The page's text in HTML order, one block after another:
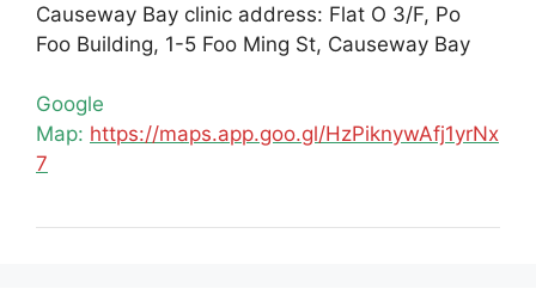
Causeway Bay clinic address: Flat O 3/F, Po
Foo Building, 1-5 Foo Ming St, Causeway Bay
Google
Map: https://maps.app.goo.gl/HzPiknywAfj1yrNx
7